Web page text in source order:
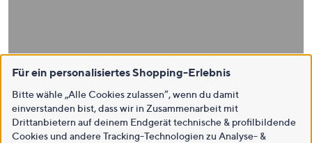
Für ein personalisiertes Shopping-Erlebnis
Bitte wähle „Alle Cookies zulassen“, wenn du damit
einverstanden bist, dass wir in Zusammenarbeit mit
Drittanbietern auf deinem Endgerät technische & profilbildende
Cookies und andere Tracking-Technologien zu Analyse- &